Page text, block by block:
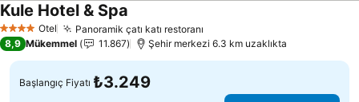
4 Yıldız Otel Panoramik çatı katı restoranı
Kule Hotel & Spa
8,9 Mükemmel 11.867 Şehir merkezi 6.3 km uzaklıkta
Başlangıç Fiyatı ₺3.249